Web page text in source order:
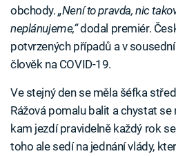
obchody.„Není to pravda, nic
neplánujeme,“dodal premiér.
potvrzených případů a v
člověk na COVID-19.
Ve stejný den se měla šéfka
Rážová pomalu balit a chystat se
kam jezdí pravidelně každý rok
toho ale sedí na jednání vlády,